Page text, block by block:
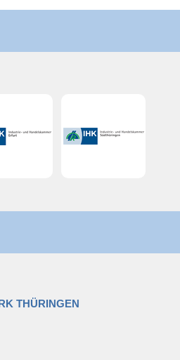
THÜRINGEN